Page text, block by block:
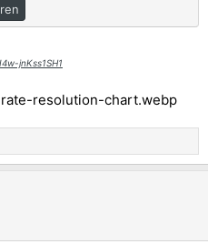
jnKss1SH1